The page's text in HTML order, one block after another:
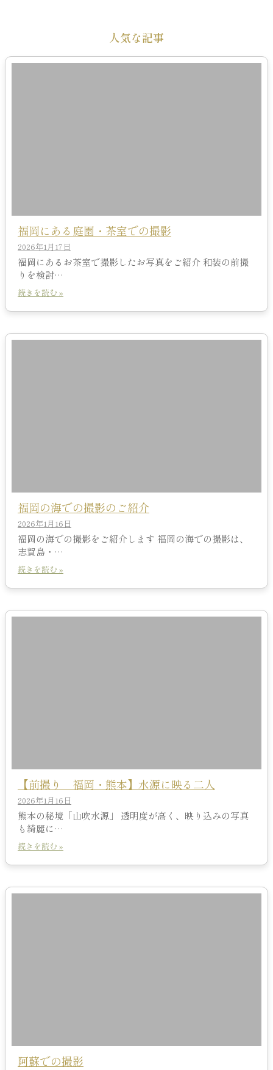
人気な記事
福岡にある庭園・茶室での撮影
2026年1月17日
福岡にあるお茶室で撮影したお写真をご紹介 和装の前撮
りを検討…
続きを読む »
福岡の海での撮影のご紹介
2026年1月16日
福岡の海での撮影をご紹介します 福岡の海での撮影は、
志賀島・…
続きを読む »
【前撮り 福岡・熊本】水源に映る二人
2026年1月16日
熊本の秘境「山吹水源」 透明度が高く、映り込みの写真
も綺麗に…
続きを読む »
阿蘇での撮影